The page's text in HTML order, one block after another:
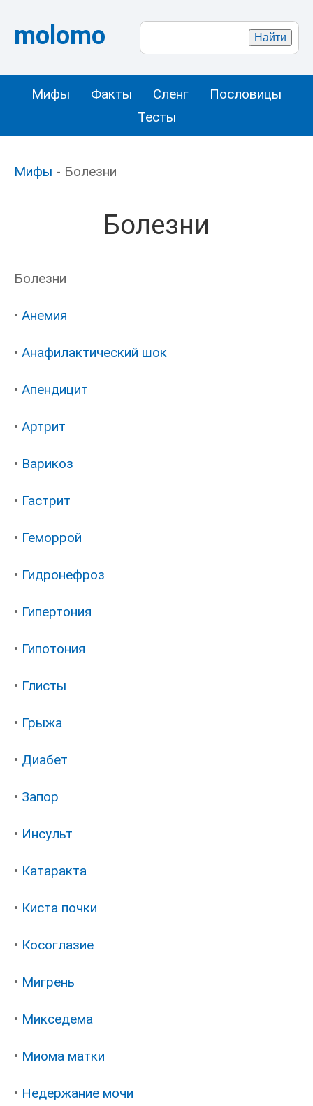
molomo
Мифы Факты Сленг
Пословицы
Тесты
Мифы - Болезни
Болезни
Болезни
• Анемия
• Анафилактический шок
• Апендицит
• Артрит
• Варикоз
• Гастрит
• Геморрой
• Гидронефроз
• Гипертония
• Гипотония
• Глисты
• Грыжа
• Диабет
• Запор
• Инсульт
• Катаракта
• Киста почки
• Косоглазие
• Мигрень
• Микседема
• Миома матки
• Недержание мочи